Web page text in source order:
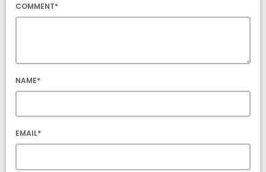
COMMENT*
NAME*
EMAIL*